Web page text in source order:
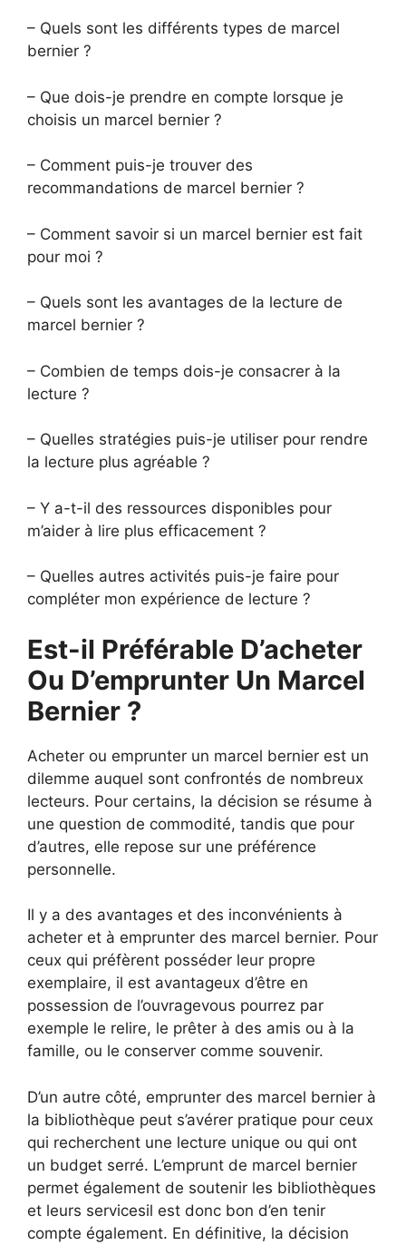
– Quels sont les différents types de marcel
bernier ?
– Que dois-je prendre en compte lorsque je
choisis un marcel bernier ?
– Comment puis-je trouver des
recommandations de marcel bernier ?
– Comment savoir si un marcel bernier est fait
pour moi ?
– Quels sont les avantages de la lecture de
marcel bernier ?
– Combien de temps dois-je consacrer à la
lecture ?
– Quelles stratégies puis-je utiliser pour rendre
la lecture plus agréable ?
– Y a-t-il des ressources disponibles pour
m’aider à lire plus efficacement ?
– Quelles autres activités puis-je faire pour
compléter mon expérience de lecture ?
Est-il Préférable D’acheter
Ou D’emprunter Un Marcel
Bernier ?
Acheter ou emprunter un marcel bernier est un
dilemme auquel sont confrontés de nombreux
lecteurs. Pour certains, la décision se résume à
une question de commodité, tandis que pour
d’autres, elle repose sur une préférence
personnelle.
Il y a des avantages et des inconvénients à
acheter et à emprunter des marcel bernier. Pour
ceux qui préfèrent posséder leur propre
exemplaire, il est avantageux d’être en
possession de l’ouvragevous pourrez par
exemple le relire, le prêter à des amis ou à la
famille, ou le conserver comme souvenir.
D’un autre côté, emprunter des marcel bernier à
la bibliothèque peut s’avérer pratique pour ceux
qui recherchent une lecture unique ou qui ont
un budget serré. L’emprunt de marcel bernier
permet également de soutenir les bibliothèques
et leurs servicesil est donc bon d’en tenir
compte également. En définitive, la décision